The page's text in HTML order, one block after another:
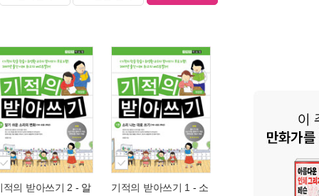
적의 받아쓰기 2 - 알
기적의 받아쓰기 1 - 소